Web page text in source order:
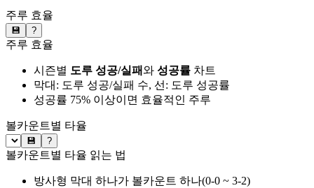
주루 효율
💾 ?
주루 효율
시즌별 도루 성공/실패와 성공률 차트
막대: 도루 성공/실패 수, 선: 도루 성공률
성공률 75% 이상이면 효율적인 주루
볼카운트별 타율
💾 ?
볼카운트별 타율 읽는 법
방사형 막대 하나가 볼카운트 하나(0-0 ~ 3-2)